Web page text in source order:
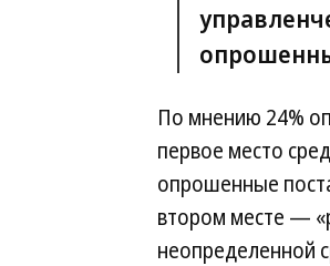
По мнению 24%
первое место
опрошенные
втором месте —
неопределенной